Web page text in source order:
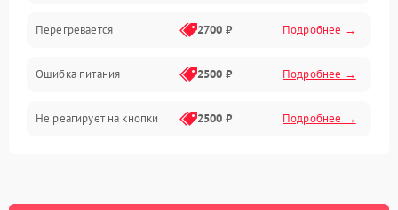
Перегревается 2700 ₽ Подробнее →
Ошибка питания 2500 ₽ Подробнее →
Не реагирует на кнопки 2500 ₽ Подробнее →